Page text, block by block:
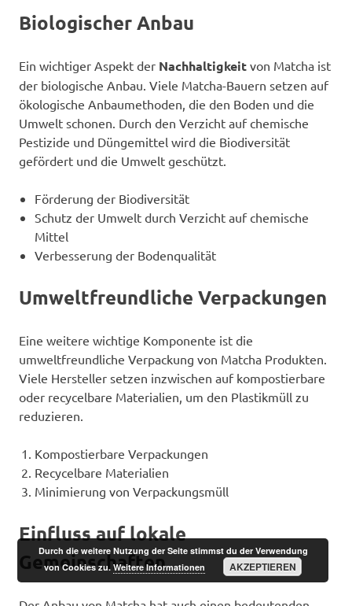
Biologischer Anbau
Ein wichtiger Aspekt der Nachhaltigkeit von Matcha ist
der biologische Anbau. Viele Matcha-Bauern setzen auf
ökologische Anbaumethoden, die den Boden und die
Umwelt schonen. Durch den Verzicht auf chemische
Pestizide und Düngemittel wird die Biodiversität
gefördert und die Umwelt geschützt.
Förderung der Biodiversität
Schutz der Umwelt durch Verzicht auf chemische
Mittel
Verbesserung der Bodenqualität
Umweltfreundliche Verpackungen
Eine weitere wichtige Komponente ist die
umweltfreundliche Verpackung von Matcha Produkten.
Viele Hersteller setzen inzwischen auf kompostierbare
oder recycelbare Materialien, um den Plastikmüll zu
reduzieren.
Kompostierbare Verpackungen
Recycelbare Materialien
Minimierung von Verpackungsmüll
Einfluss auf lokale
Gemeinschaften
Durch die weitere Nutzung der Seite stimmst du der Verwendung
von Cookies zu.Weitere Informationen AKZEPTIEREN